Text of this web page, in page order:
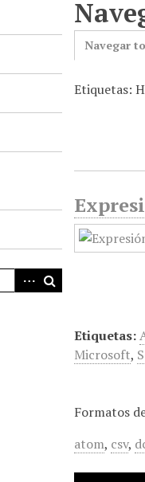
Navegar
Etiquetas:
Etiquetas:
Microsoft,
Formatos
atom, csv,